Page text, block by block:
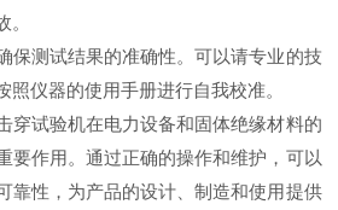
测试结果的准确性。可以请专业的技
照仪器的使用手册进行自我校准。
试验机在电力设备和固体绝缘材料的
要作用。通过正确的操作和维护，可以
靠性，为产品的设计、制造和使用提供